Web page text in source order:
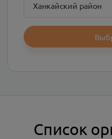
Ханкайский район
Список